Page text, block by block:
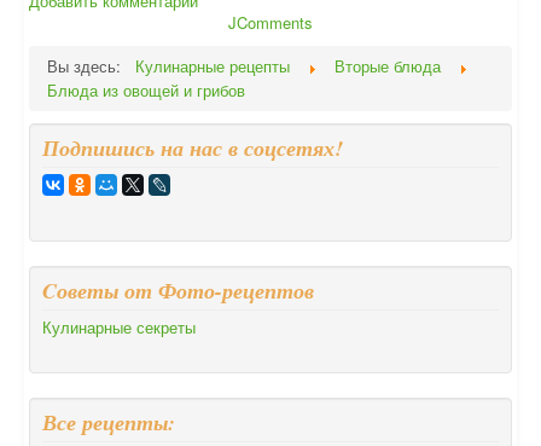
JComments
Вы здесь:
Кулинарные рецепты
Вторые блюда
Блюда из овощей и грибов
Подпишись на нас в соцсетях!
Cоветы от Фото-рецептов
Кулинарные секреты
Все рецепты: